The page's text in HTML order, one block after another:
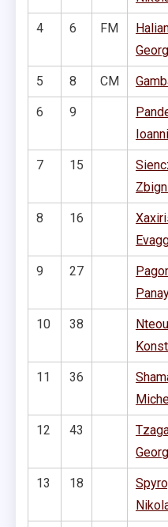
4 6 FM
5 8 CM
6 9
7 15
8 16
9 27
10 38
11 36
12 43
13 18